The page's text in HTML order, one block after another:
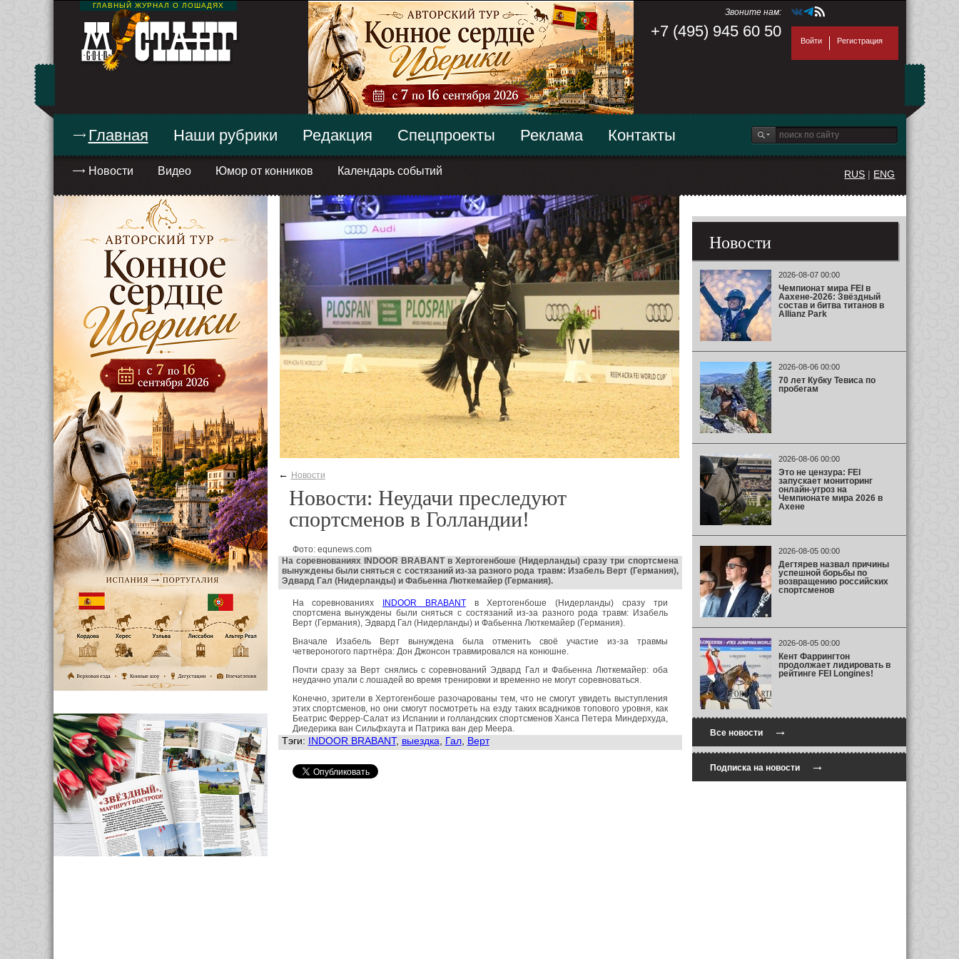
ГЛАВНЫЙ ЖУРНАЛ О ЛОШАДЯХ
Звоните нам:
+7 (495) 945 60 50
Войти Регистрация
Главная
Новости Видео Юмор от конников Календарь событий
Наши рубрики Редакция Спецпроекты Реклама Контакты
RUS | ENG
← Новости
Новости: Неудачи преследуют
спортсменов в Голландии!
Фото: equnews.com
На соревнованиях INDOOR BRABANT в Хертогенбоше (Нидерланды) сразу три спортсмена
вынуждены были сняться с состязаний из-за разного рода травм: Изабель Верт (Германия),
Эдвард Гал (Нидерланды) и Фабьенна Люткемайер (Германия).
На соревнованиях INDOOR BRABANTв Хертогенбоше (Нидерланды) сразу три
спортсмена вынуждены были сняться с состязаний из-за разного рода травм: Изабель
Верт (Германия), Эдвард Гал (Нидерланды) и Фабьенна Люткемайер (Германия).
Вначале Изабель Верт вынуждена была отменить своё участие из-за травмы
четвероногого партнёра: Дон Джонсон травмировался на конюшне.
Почти сразу за Верт снялись с соревнований Эдвард Гал и Фабьенна Люткемайер: оба
неудачно упали с лошадей во время тренировки и временно не могут соревноваться.
Конечно, зрители в Хертогенбоше разочарованы тем, что не смогут увидеть выступления
этих спортсменов, но они смогут посмотреть на езду таких всадников топового уровня, как
Беатрис Феррер-Салат из Испании и голландских спортсменов Ханса Петера Миндерхуда,
Диедерика ван Сильфхаута и Патрика ван дер Меера.
Тэги: INDOOR BRABANT, выездка Гал, Верт
Новости
2026-08-07 00:00
Чемпионат мира FEI в
Аахене-2026: Звёздный
состав и битва титанов в
Allianz Park
2026-08-06 00:00
70 лет Кубку Тевиса по
пробегам
2026-08-06 00:00
Это не цензура: FEI
запускает мониторинг
онлайн-угроз на
Чемпионате мира 2026 в
Ахене
2026-08-05 00:00
Дегтярев назвал причины
успешной борьбы по
возвращению российских
спортсменов
2026-08-05 00:00
Кент Фаррингтон
продолжает лидировать в
рейтинге FEI Longines!
Все новости→
Подписка на новости→